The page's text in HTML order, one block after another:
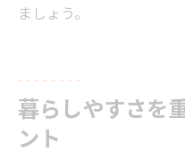
ましょう。
暮らしやすさを
ント